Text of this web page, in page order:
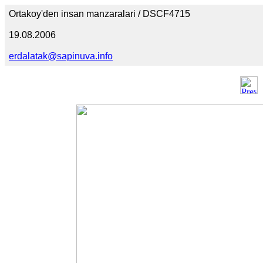
Ortakoy'den insan manzaralari / DSCF4715
19.08.2006
erdalatak@sapinuva.info